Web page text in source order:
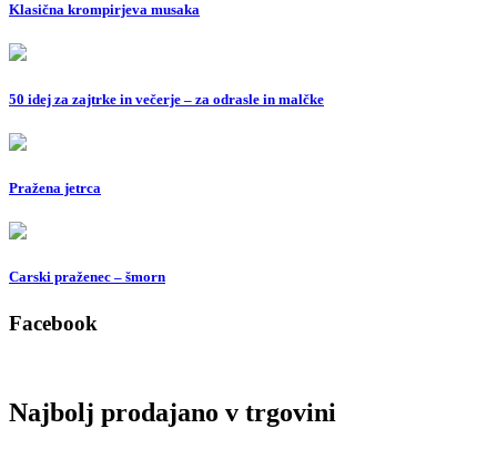
Klasična krompirjeva musaka
50 idej za zajtrke in večerje – za odrasle in malčke
Pražena jetrca
Carski praženec – šmorn
Facebook
Najbolj prodajano v trgovini